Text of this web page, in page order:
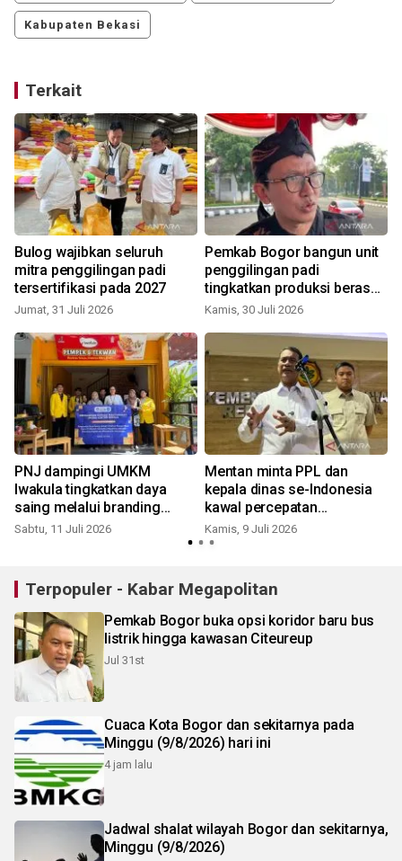
Kabupaten Bekasi
Terkait
Bulog wajibkan seluruh
mitra penggilingan padi
tersertifikasi pada 2027
Jumat, 31 Juli 2026
Pemkab Bogor bangun unit
penggilingan padi
tingkatkan produksi beras
lokal
Kamis, 30 Juli 2026
PNJ dampingi UMKM
Iwakula tingkatkan daya
saing melalui branding
digital
Sabtu, 11 Juli 2026
Mentan minta PPL dan
kepala dinas se-Indonesia
kawal percepatan
penerapan pertanian PM-
AAS
Kamis, 9 Juli 2026
Terpopuler - Kabar Megapolitan
Pemkab Bogor buka opsi koridor baru bus
listrik hingga kawasan Citeureup
Jul 31st
Cuaca Kota Bogor dan sekitarnya pada
Minggu (9/8/2026) hari ini
4 jam lalu
Jadwal shalat wilayah Bogor dan sekitarnya,
Minggu (9/8/2026)